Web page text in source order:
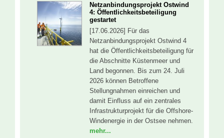
Netzanbindungsprojekt Ostwind
4: Öffentlichkeitsbeteiligung
gestartet
[17.06.2026] Für das
Netzanbindungsprojekt Ostwind 4
hat die Öffentlichkeitsbeteiligung für
die Abschnitte Küstenmeer und
Land begonnen. Bis zum 24. Juli
2026 können Betroffene
Stellungnahmen einreichen und
damit Einfluss auf ein zentrales
Infrastrukturprojekt für die Offshore-
Windenergie in der Ostsee nehmen.
mehr...